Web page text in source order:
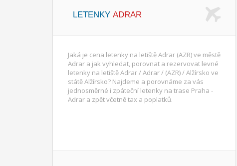
LETENKY ADRAR
Jaká je cena letenky na letiště Adrar (AZR) ve městě
Adrar a jak vyhledat, porovnat a rezervovat levné
letenky na letiště Adrar / Adrar / (AZR) / Alžírsko ve
státě Alžírsko? Najdeme a porovnáme za vás
jednosměrné i zpáteční letenky na trase Praha -
Adrar a zpět včetně tax a poplatků.